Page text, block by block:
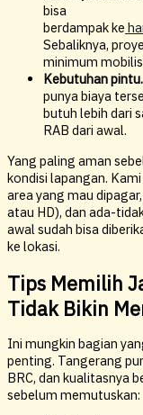
bisa
berdampak ke
Sebaliknya,
minimum
Kebutuhan pintu.
punya biaya
butuh lebih dari
RAB dari awal.
Yang paling aman
kondisi lapangan.
area yang mau
atau HD), dan ada-
awal sudah bisa
ke lokasi.
Tips Memilih
Tidak Bikin
Ini mungkin bagian
penting. Tangerang
BRC, dan kualitasnya
sebelum memutuskan: